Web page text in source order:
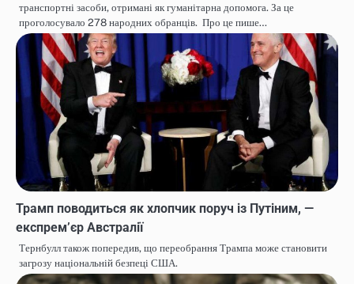
транспортні засоби, отримані як гуманітарна допомога. За це
проголосувало 278 народних обранців. Про це пише…
Трамп поводиться як хлопчик поруч із Путіним, —
експрем’єр Австралії
Тернбулл також попередив, що переобрання Трампа може становити
загрозу національній безпеці США.